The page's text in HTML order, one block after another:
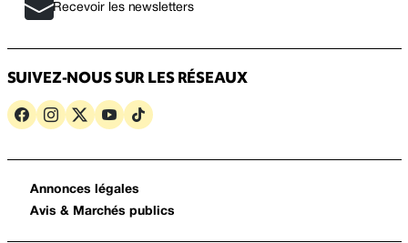
Recevoir les newsletters
SUIVEZ-NOUS SUR LES RÉSEAUX
Annonces légales
Avis & Marchés publics